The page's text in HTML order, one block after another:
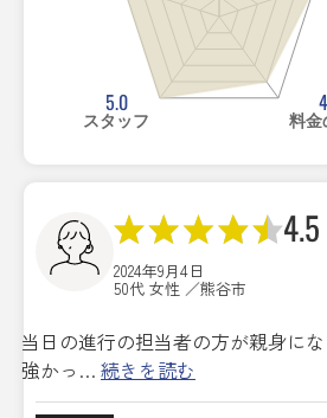
料金
5.0
スタッフ
4.5
2024年9月4日
50代 女性 ／熊谷市
当日の進行の担当者の方が親身に
強かっ… 続きを読む